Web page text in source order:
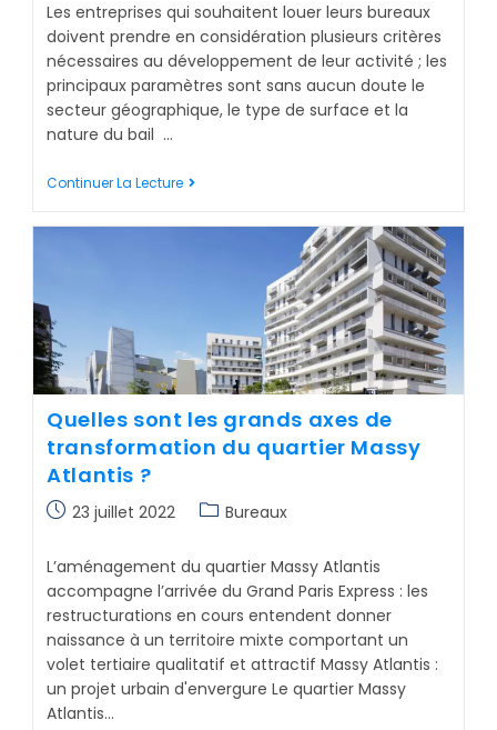
Les entreprises qui souhaitent louer leurs bureaux
doivent prendre en considération plusieurs critères
nécessaires au développement de leur activité ; les
principaux paramètres sont sans aucun doute le
secteur géographique, le type de surface et la
nature du bail …
Continuer La Lecture
Quelles sont les grands axes de
transformation du quartier Massy
Atlantis ?
23 juillet 2022 Bureaux
L’aménagement du quartier Massy Atlantis
accompagne l’arrivée du Grand Paris Express : les
restructurations en cours entendent donner
naissance à un territoire mixte comportant un
volet tertiaire qualitatif et attractif Massy Atlantis :
un projet urbain d'envergure Le quartier Massy
Atlantis…